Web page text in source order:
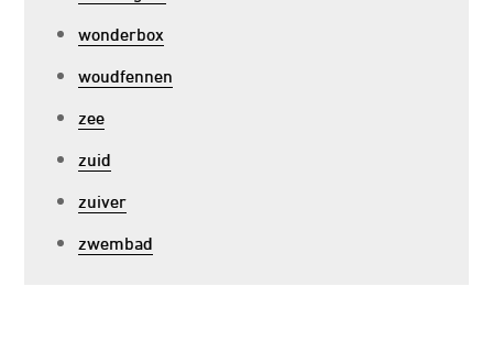
wonderbox
woudfennen
zee
zuid
zuiver
zwembad